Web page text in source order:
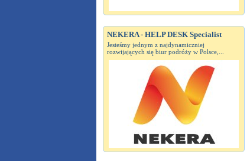
NEKERA - HELP DESK Specialist
Jesteśmy jednym z najdynamiczniej
rozwijających się biur podróży w Polsce,...